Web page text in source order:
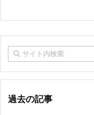
過去の記事